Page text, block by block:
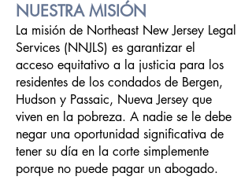
NUESTRA MISIÓN
La misión de Northeast New Jersey Legal
Services (NNJLS) es garantizar el
acceso equitativo a la justicia para los
residentes de los condados de Bergen,
Hudson y Passaic, Nueva Jersey que
viven en la pobreza. A nadie se le debe
negar una oportunidad significativa de
tener su día en la corte simplemente
porque no puede pagar un abogado.